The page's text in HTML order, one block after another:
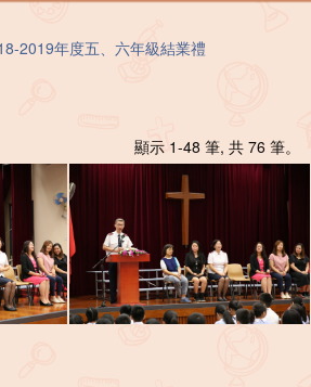
2019年度五、六年級結業禮
顯示 1-48 筆, 共 76 筆。